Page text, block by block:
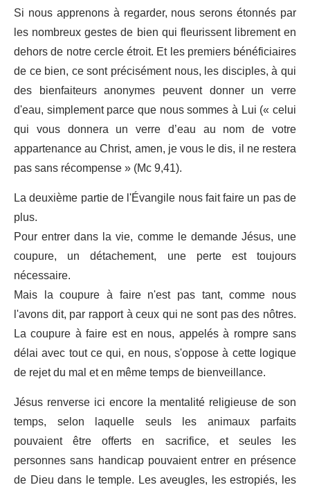
Si nous apprenons à regarder, nous serons étonnés par
les nombreux gestes de bien qui fleurissent librement en
dehors de notre cercle étroit. Et les premiers bénéficiaires
de ce bien, ce sont précisément nous, les disciples, à qui
des bienfaiteurs anonymes peuvent donner un verre
d'eau, simplement parce que nous sommes à Lui (« celui
qui vous donnera un verre d’eau au nom de votre
appartenance au Christ, amen, je vous le dis, il ne restera
pas sans récompense » (Mc 9,41).
La deuxième partie de l'Évangile nous fait faire un pas de
plus.
Pour entrer dans la vie, comme le demande Jésus, une
coupure, un détachement, une perte est toujours
nécessaire.
Mais la coupure à faire n'est pas tant, comme nous
l'avons dit, par rapport à ceux qui ne sont pas des nôtres.
La coupure à faire est en nous, appelés à rompre sans
délai avec tout ce qui, en nous, s'oppose à cette logique
de rejet du mal et en même temps de bienveillance.
Jésus renverse ici encore la mentalité religieuse de son
temps, selon laquelle seuls les animaux parfaits
pouvaient être offerts en sacrifice, et seules les
personnes sans handicap pouvaient entrer en présence
de Dieu dans le temple. Les aveugles, les estropiés, les